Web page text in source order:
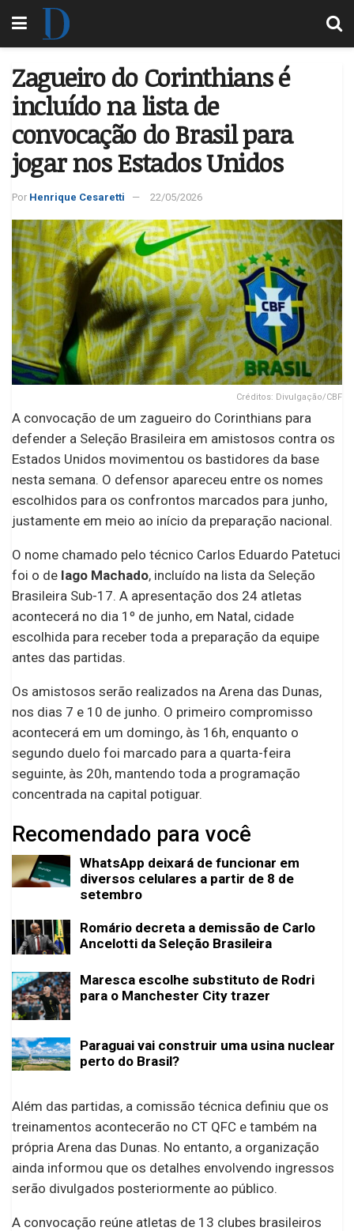
Zagueiro do Corinthians é
incluído na lista de
convocação do Brasil para
jogar nos Estados Unidos
Por Henrique Cesaretti 22/05/2026
Créditos: Divulgação/CBF
A convocação de um zagueiro do Corinthians para
defender a Seleção Brasileira em amistosos contra os
Estados Unidos movimentou os bastidores da base
nesta semana. O defensor apareceu entre os nomes
escolhidos para os confrontos marcados para junho,
justamente em meio ao início da preparação nacional.
O nome chamado pelo técnico Carlos Eduardo Patetuci
foi o de Iago Machado, incluído na lista da Seleção
Brasileira Sub-17. A apresentação dos 24 atletas
acontecerá no dia 1º de junho, em Natal, cidade
escolhida para receber toda a preparação da equipe
antes das partidas.
Os amistosos serão realizados na Arena das Dunas,
nos dias 7 e 10 de junho. O primeiro compromisso
acontecerá em um domingo, às 16h, enquanto o
segundo duelo foi marcado para a quarta-feira
seguinte, às 20h, mantendo toda a programação
concentrada na capital potiguar.
Recomendado para você
WhatsApp deixará de funcionar em
diversos celulares a partir de 8 de
setembro
Romário decreta a demissão de Carlo
Ancelotti da Seleção Brasileira
Maresca escolhe substituto de Rodri
para o Manchester City trazer
Paraguai vai construir uma usina nuclear
perto do Brasil?
Além das partidas, a comissão técnica definiu que os
treinamentos acontecerão no CT QFC e também na
própria Arena das Dunas. No entanto, a organização
ainda informou que os detalhes envolvendo ingressos
serão divulgados posteriormente ao público.
A convocação reúne atletas de 13 clubes brasileiros